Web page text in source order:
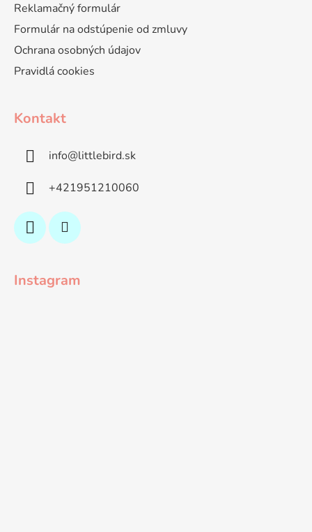
Reklamačný formulár
Formulár na odstúpenie od zmluvy
Ochrana osobných údajov
Pravidlá cookies
Kontakt
info@littlebird.sk
+421951210060
Instagram